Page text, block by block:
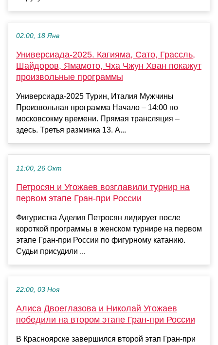
02:00, 18 Янв
Универсиада-2025. Кагияма, Сато, Грассль,
Шайдоров, Ямамото, Чха Чжун Хван покажут
произвольные программы
Универсиада-2025 Турин, Италия Мужчины
Произвольная программа Начало – 14:00 по
московсокму времени. Прямая трансляция –
здесь. Третья разминка 13. А...
11:00, 26 Окт
Петросян и Угожаев возглавили турнир на
первом этапе Гран-при России
Фигуристка Аделия Петросян лидирует после
короткой программы в женском турнире на первом
этапе Гран-при России по фигурному катанию.
Судьи присудили ...
22:00, 03 Ноя
Алиса Двоеглазова и Николай Угожаев
победили на втором этапе Гран-при России
В Красноярске завершился второй этап Гран-при